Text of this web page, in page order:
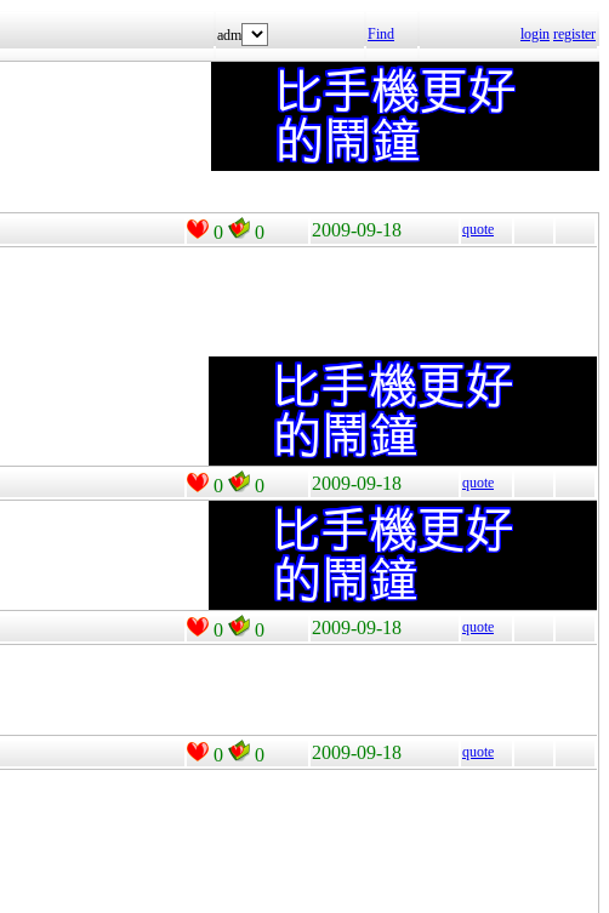
adm Find login register
0 0 2009-09-18 quote
0 0 2009-09-18 quote
0 0 2009-09-18 quote
0 0 2009-09-18 quote